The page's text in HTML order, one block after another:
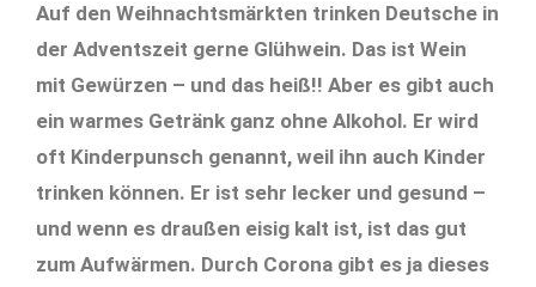
Auf den Weihnachtsmärkten trinken Deutsche in
der Adventszeit gerne Glühwein. Das ist Wein
mit Gewürzen – und das heiß!! Aber es gibt auch
ein warmes Getränk ganz ohne Alkohol. Er wird
oft Kinderpunsch genannt, weil ihn auch Kinder
trinken können. Er ist sehr lecker und gesund –
und wenn es draußen eisig kalt ist, ist das gut
zum Aufwärmen. Durch Corona gibt es ja dieses